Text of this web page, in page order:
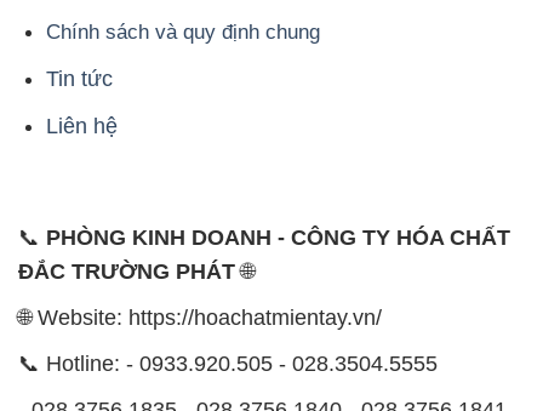
Chính sách và quy định chung
Tin tức
Liên hệ
📞 PHÒNG KINH DOANH - CÔNG TY HÓA CHẤT
ĐẮC TRƯỜNG PHÁT🌐
🌐 Website: https://hoachatmientay.vn/
📞 Hotline: - 0933.920.505 - 028.3504.5555